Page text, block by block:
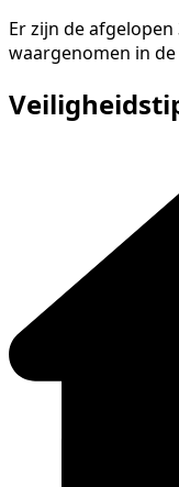
Er zijn de
waargenomen in